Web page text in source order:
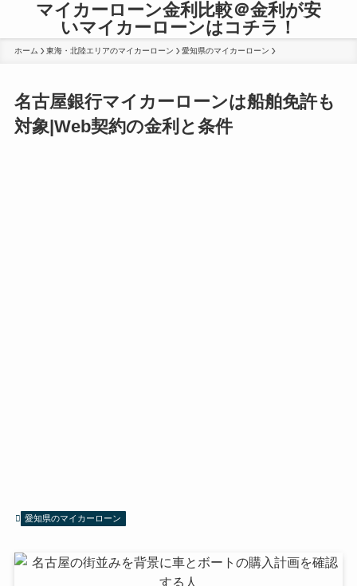
マイカーローン金利比較＠金利が安
いマイカーローンはコチラ！
ホーム 東海・北陸エリアのマイカーローン 愛知県のマイカーローン
名古屋銀行マイカーローンは船舶免許も
対象|Web契約の金利と条件
愛知県のマイカーローン